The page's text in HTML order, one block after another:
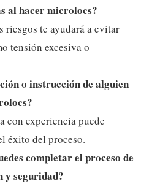
al hacer microlocs?
riesgos te ayudará a evitar
tensión excesiva o
o instrucción de alguien
con experiencia puede
éxito del proceso.
completar el proceso de
y seguridad?